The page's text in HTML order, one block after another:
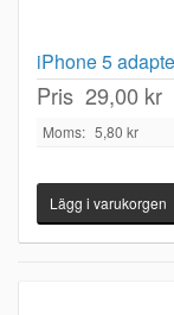
iPhone 5
Pris 29,00 kr
Moms: 5,80 kr